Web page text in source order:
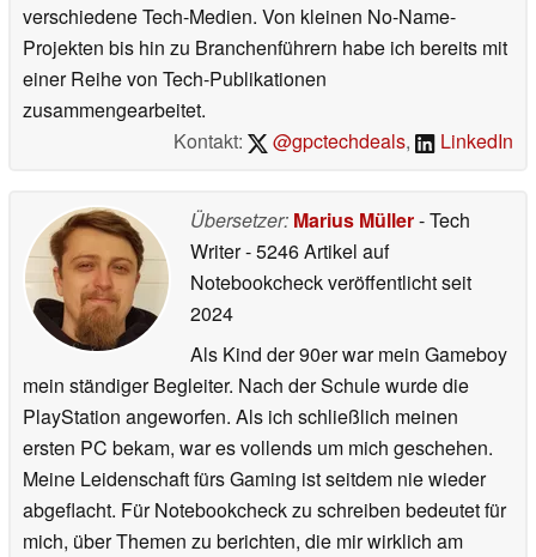
verschiedene Tech-Medien. Von kleinen No-Name-
Projekten bis hin zu Branchenführern habe ich bereits mit
einer Reihe von Tech-Publikationen
zusammengearbeitet.
Kontakt:
@gpctechdeals, LinkedIn
Übersetzer: Marius Müller- Tech
Writer- 5246 Artikel auf
Notebookcheck veröffentlichtseit
2024
Als Kind der 90er war mein Gameboy
mein ständiger Begleiter. Nach der Schule wurde die
PlayStation angeworfen. Als ich schließlich meinen
ersten PC bekam, war es vollends um mich geschehen.
Meine Leidenschaft fürs Gaming ist seitdem nie wieder
abgeflacht. Für Notebookcheck zu schreiben bedeutet für
mich, über Themen zu berichten, die mir wirklich am